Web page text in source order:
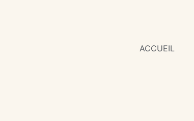
ACCUEIL